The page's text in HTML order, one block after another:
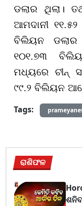
ଡଲାର ଥିଲା।
ଆମଦାନୀ
ବିଲିୟନ ଡଲାର
୧୦୧.୭୩
ମଧ୍ୟରେ ଚୀନ୍
୯୯.୨ ବିଲିୟନ
Tags:
ରାଶିଫଳ